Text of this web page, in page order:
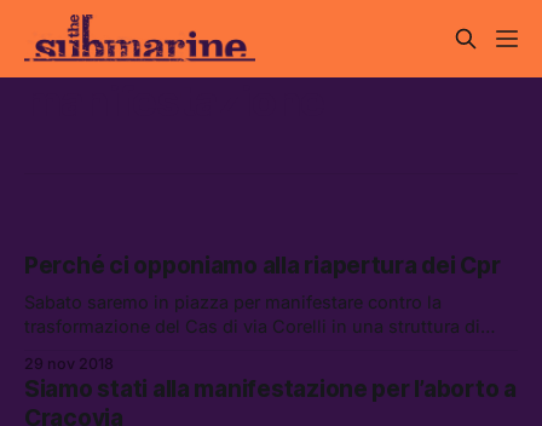
Perché ci opponiamo alla riapertura dei Cpr
Sabato saremo in piazza per manifestare contro la
trasformazione del Cas di via Corelli in una struttura di
più lager – NO ai CPR.”
29 nov 2018
Siamo stati alla manifestazione per l’aborto a
Cracovia